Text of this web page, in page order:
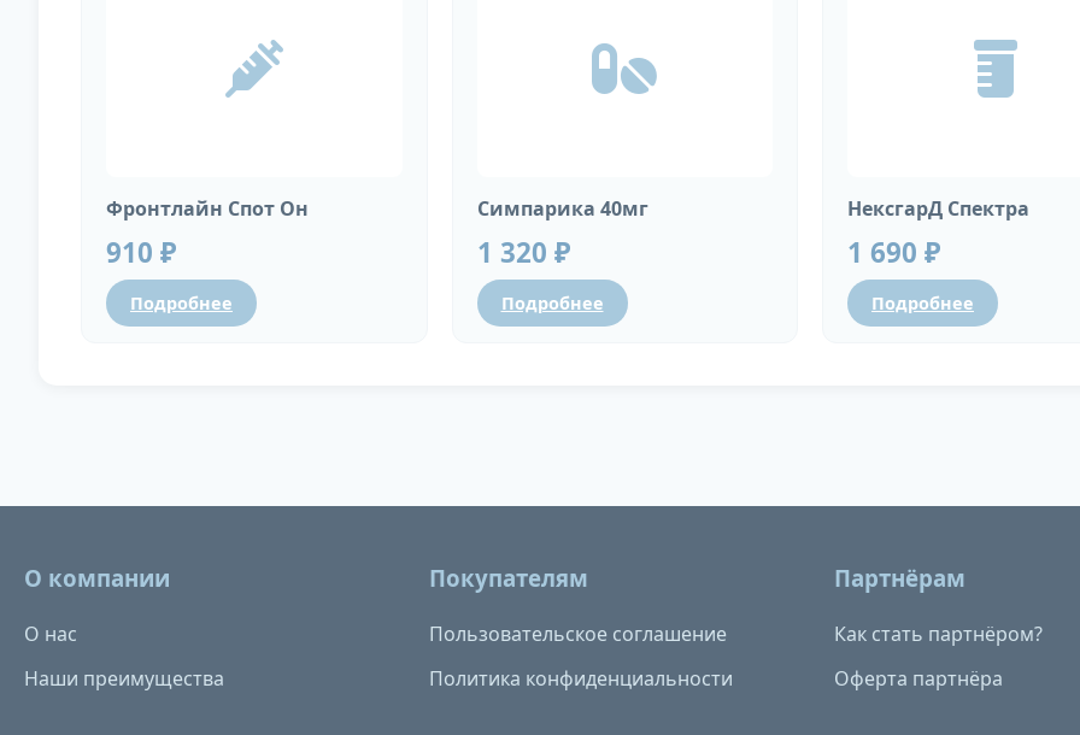
Фронтлайн Спот Он
910 ₽
Подробнее
Симпарика 40мг
1 320 ₽
Подробнее
НексгарД Спектра
1 690 ₽
Подробнее
О компании
О нас
Наши преимущества
Покупателям
Пользовательское соглашение
Политика конфиденциальности
Партнёрам
Как стать партнёром?
Оферта партнёра